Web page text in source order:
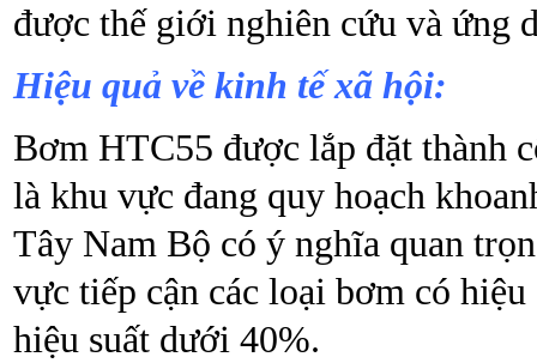
được thế giới nghiên cứu và ứng
Hiệu quả về kinh tế xã hội:
Bơm HTC55 được lắp đặt thành
là khu vực đang quy hoạch
Tây Nam Bộ có ý nghĩa quan
vực tiếp cận các loại bơm có
hiệu suất dưới 40%.